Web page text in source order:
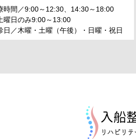
時間／9:00～12:30、14:30～18:00
日のみ9:00～13:00
日／木曜・土曜（午後）・日曜・祝日